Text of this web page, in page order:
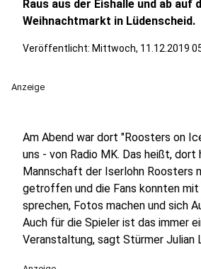
Raus aus der Eishalle und ab auf
Weihnachtmarkt in Lüdenscheid.
Veröffentlicht: Mittwoch, 11.12.2019
Anzeige
Am Abend war dort "Roosters on
uns - von Radio MK. Das heißt, dort
Mannschaft der Iserlohn Roosters
getroffen und die Fans konnten mit
sprechen, Fotos machen und sich
Auch für die Spieler ist das immer
Veranstaltung, sagt Stürmer Julian